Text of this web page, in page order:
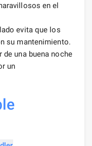
en el
evita que los
su mantenimiento.
de una buena noche
un